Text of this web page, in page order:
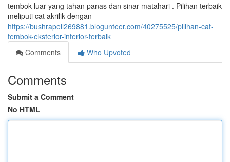
tembok luar yang tahan panas dan sinar matahari . Pilihan terbaik
meliputi cat akrilik dengan
https://bushrapeil269881.blogunteer.com/40275525/pilihan-cat-
tembok-eksterior-interior-terbaik
Comments
Who Upvoted
Comments
Submit a Comment
No HTML